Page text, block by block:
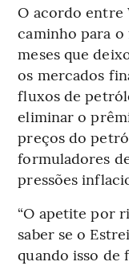
O acordo entre
caminho para
meses que
os mercados
fluxos de
eliminar o
preços do
formuladores
pressões
“O apetite por
saber se o
quando isso de